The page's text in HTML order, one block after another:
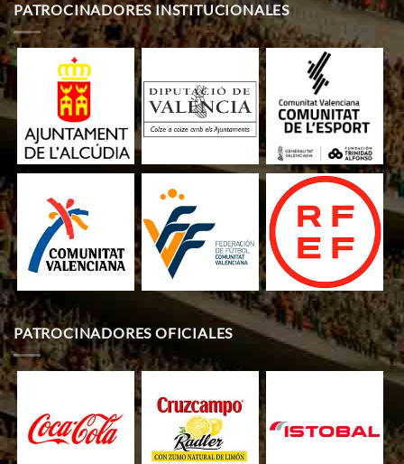
PATROCINADORES INSTITUCIONALES
PATROCINADORES OFICIALES